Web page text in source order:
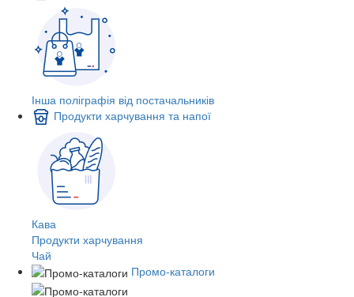
Інша поліграфія від постачальників
Продукти харчування та напої
Кава
Продукти харчування
Чай
Промо-каталоги